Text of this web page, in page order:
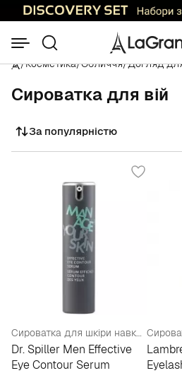
/Косметика/Обличчя/Догляд
Сироватка для вій
Сортувати
За популярністю
Сироватка для шкіри навколо очей
Dr. Spiller Men Effective
Eye Contour Serum